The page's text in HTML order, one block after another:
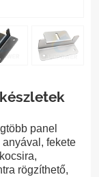
panel
fekete
rögzíthető,